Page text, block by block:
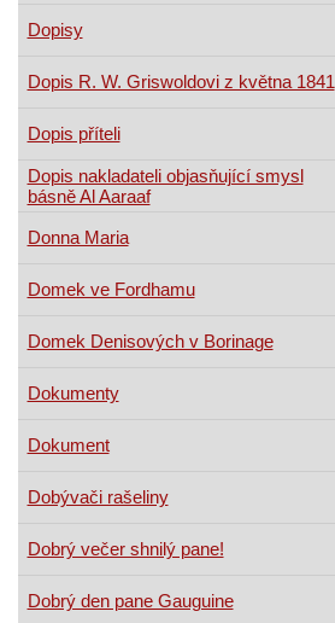
Dopisy
Dopis R. W. Griswoldovi z května 1841
Dopis příteli
Dopis nakladateli objasňující smysl
básně Al Aaraaf
Donna Maria
Domek ve Fordhamu
Domek Denisových v Borinage
Dokumenty
Dokument
Dobývači rašeliny
Dobrý večer shnilý pane!
Dobrý den pane Gauguine